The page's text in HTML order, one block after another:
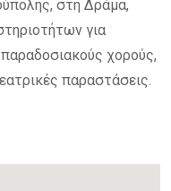
στη Δράμα,
για
χορούς,
παραστάσεις.